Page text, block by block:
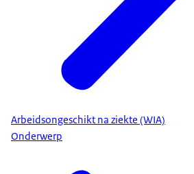
Arbeidsongeschikt na ziekte (WIA)
Onderwerp